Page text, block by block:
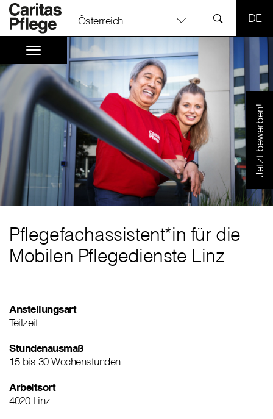
Österreich
Jetzt bewerben!
Pflegefachassistent*in für die
Mobilen Pflegedienste Linz
Anstellungsart
Teilzeit
Stundenausmaß
15 bis 30 Wochenstunden
Arbeitsort
4020 Linz